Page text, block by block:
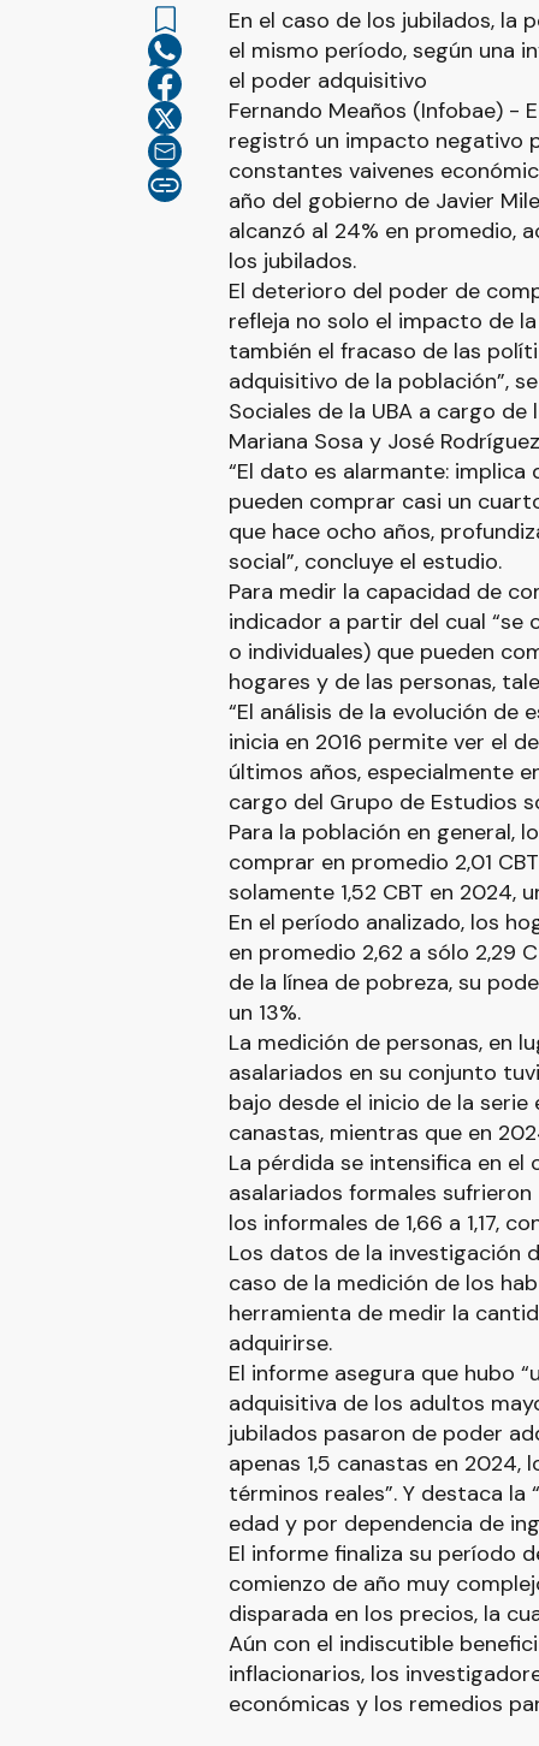
En el caso de los jubilados, la
el mismo período, según una
el poder adquisitivo
Fernando Meaños (Infobae) -
registró un impacto negativo
constantes vaivenes
año del gobierno de Javier
alcanzó al 24% en promedio,
los jubilados.
El deterioro del poder de
refleja no solo el impacto de
también el fracaso de las
adquisitivo de la población”,
Sociales de la UBA a cargo
Mariana Sosa y José
“El dato es alarmante: implica
pueden comprar casi un
que hace ocho años,
social”, concluye el estudio.
Para medir la capacidad de
indicador a partir del cual “se
o individuales) que pueden
hogares y de las personas,
“El análisis de la evolución de
inicia en 2016 permite ver el
últimos años, especialmente
cargo del Grupo de Estudios
Para la población en general,
comprar en promedio 2,01
solamente 1,52 CBT en 2024,
En el período analizado, los
en promedio 2,62 a sólo 2,29
de la línea de pobreza, su
un 13%.
La medición de personas, en
asalariados en su conjunto
bajo desde el inicio de la serie
canastas, mientras que en
La pérdida se intensifica en el
asalariados formales
los informales de 1,66 a 1,17,
Los datos de la investigación
caso de la medición de los
herramienta de medir la
adquirirse.
El informe asegura que hubo
adquisitiva de los adultos
jubilados pasaron de poder
apenas 1,5 canastas en 2024,
términos reales”. Y destaca la
edad y por dependencia de
El informe finaliza su período
comienzo de año muy
disparada en los precios, la
Aún con el indiscutible
inflacionarios, los
económicas y los remedios